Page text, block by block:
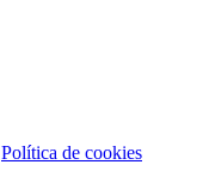
Política de cookies